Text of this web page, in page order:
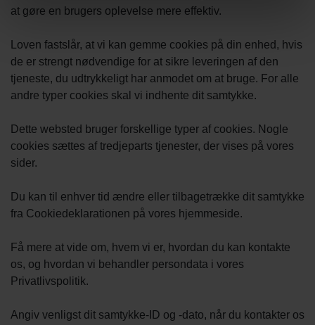
at gøre en brugers oplevelse mere effektiv.
Loven fastslår, at vi kan gemme cookies på din enhed, hvis
de er strengt nødvendige for at sikre leveringen af den
tjeneste, du udtrykkeligt har anmodet om at bruge. For alle
andre typer cookies skal vi indhente dit samtykke.
Dette websted bruger forskellige typer af cookies. Nogle
cookies sættes af tredjeparts tjenester, der vises på vores
sider.
Du kan til enhver tid ændre eller tilbagetrække dit samtykke
fra Cookiedeklarationen på vores hjemmeside.
Få mere at vide om, hvem vi er, hvordan du kan kontakte
os, og hvordan vi behandler persondata i vores
Privatlivspolitik.
Angiv venligst dit samtykke-ID og -dato, når du kontakter os